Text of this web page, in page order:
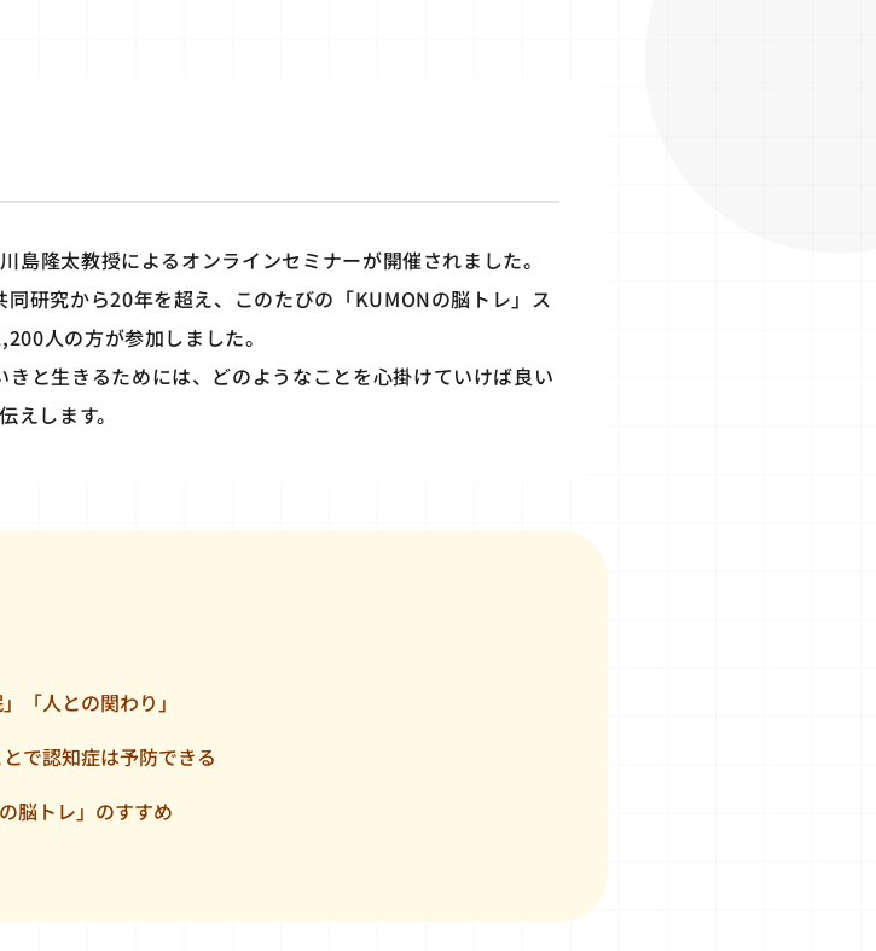
隆太教授によるオンラインセミナーが開催されました。
同研究から20年を超え、このたびの「KUMONの脳トレ」ス
人の方が参加しました。
と生きるためには、どのようなことを心掛けていけば良い
します。
「人との関わり」
で認知症は予防できる
脳トレ」のすすめ